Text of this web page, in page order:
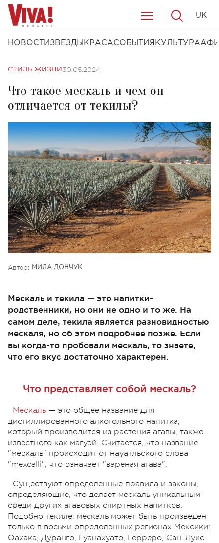
НОВОСТИ ЗВЕЗДЫ КРАСАСОБЫТИЯ КУЛЬТУРА
UK
СТИЛЬ ЖИЗНИ 30.05.2024
Что такое мескаль и чем он
отличается от текилы?
Автор: МИЛА ДОНЧУК
Мескаль и текила — это напитки-
родственники, но они не одно и то же. На
самом деле, текила является разновидностью
мескаля, но об этом подробнее позже. Если
вы когда-то пробовали мескаль, то знаете,
что его вкус достаточно характерен.
Что представляет собой мескаль?
Мескаль — это общее название для
дистиллированного алкогольного напитка,
который производится из растения агавы, также
известного как магуэй. Считается, что название
"мескаль" происходит от науатльского слова
"mexcalli", что означает "вареная агава".
Существуют определенные правила и законы,
определяющие, что делает мескаль уникальным
среди других агавовых спиртных напитков.
Подобно текиле, мескаль может быть произведен
только в восьми определенных регионах Мексики:
Оахака, Дуранго, Гуанахуато, Герреро, Сан-Луис-